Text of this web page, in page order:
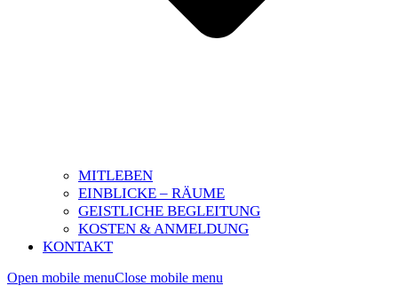
MITLEBEN
EINBLICKE – RÄUME
GEISTLICHE BEGLEITUNG
KOSTEN & ANMELDUNG
KONTAKT
Open mobile menuClose mobile menu